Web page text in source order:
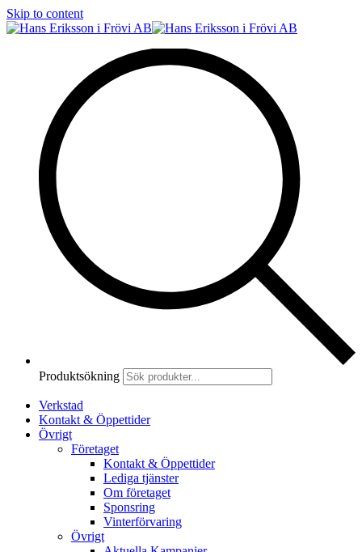
Skip to content
Produktsökning
Verkstad
Kontakt & Öppettider
Övrigt
Företaget
Kontakt & Öppettider
Lediga tjänster
Om företaget
Sponsring
Vinterförvaring
Övrigt